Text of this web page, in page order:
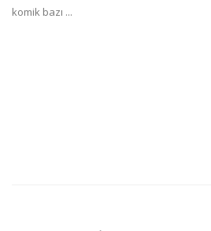
komik bazı ...